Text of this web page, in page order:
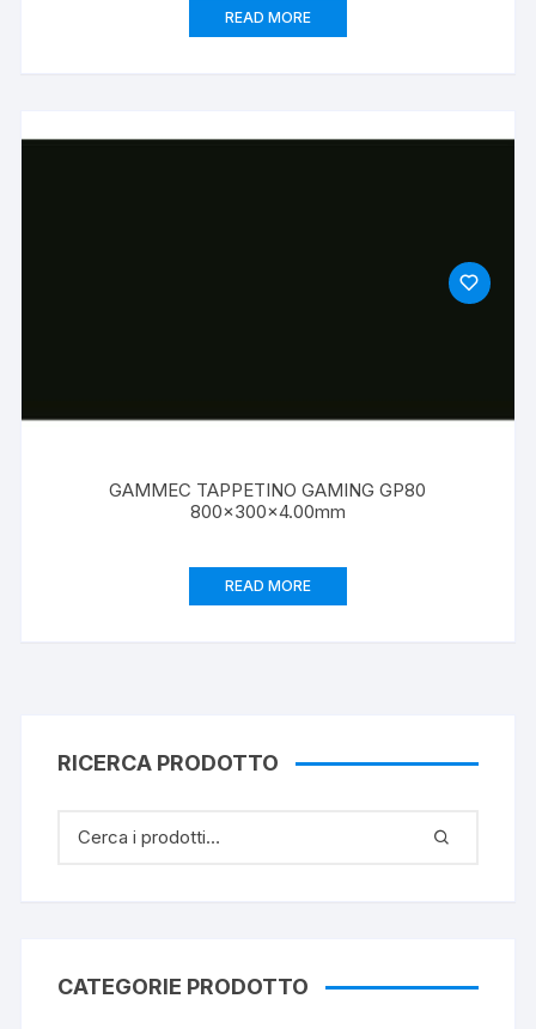
READ MORE
GAMMEC TAPPETINO GAMING GP80
800x300x4.00mm
READ MORE
RICERCA PRODOTTO
CATEGORIE PRODOTTO